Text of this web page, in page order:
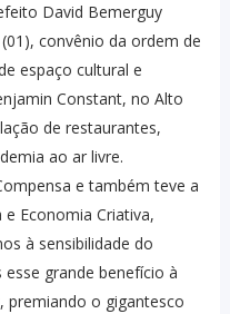
David Bemerguy
convênio da ordem de
espaço cultural e
Constant, no Alto
de restaurantes,
ao ar livre.
e também teve a
Economia Criativa,
à sensibilidade do
grande benefício à
premiando o gigantesco